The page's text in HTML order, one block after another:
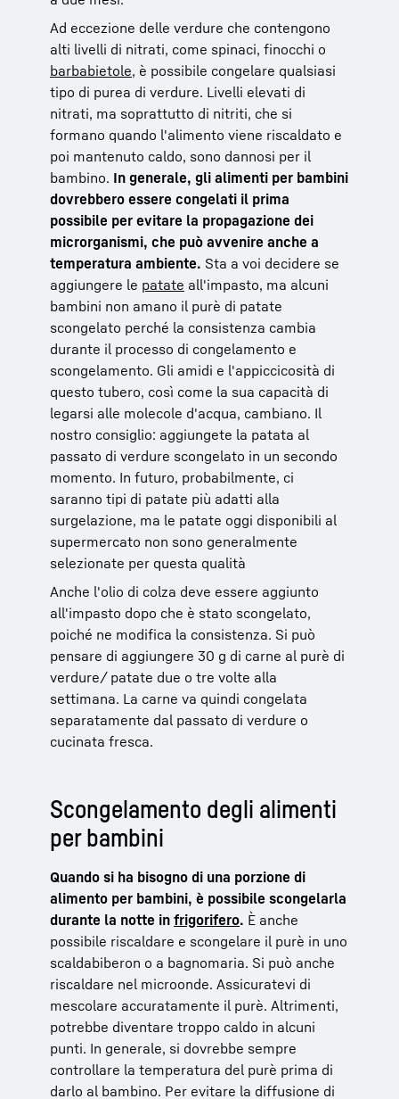
Ad eccezione delle verdure che contengono
alti livelli di nitrati, come spinaci, finocchi o
barbabietole, è possibile congelare qualsiasi
tipo di purea di verdure. Livelli elevati di
nitrati, ma soprattutto di nitriti, che si
formano quando l'alimento viene riscaldato e
poi mantenuto caldo, sono dannosi per il
bambino. In generale, gli alimenti per bambini
dovrebbero essere congelati il prima
possibile per evitare la propagazione dei
microrganismi, che può avvenire anche a
temperatura ambiente. Sta a voi decidere se
aggiungere le patate all'impasto, ma alcuni
bambini non amano il purè di patate
scongelato perché la consistenza cambia
durante il processo di congelamento e
scongelamento. Gli amidi e l'appiccicosità di
questo tubero, così come la sua capacità di
legarsi alle molecole d'acqua, cambiano. Il
nostro consiglio: aggiungete la patata al
passato di verdure scongelato in un secondo
momento. In futuro, probabilmente, ci
saranno tipi di patate più adatti alla
surgelazione, ma le patate oggi disponibili al
supermercato non sono generalmente
selezionate per questa qualità
Anche l'olio di colza deve essere aggiunto
all'impasto dopo che è stato scongelato,
poiché ne modifica la consistenza. Si può
pensare di aggiungere 30 g di carne al purè di
verdure/ patate due o tre volte alla
settimana. La carne va quindi congelata
separatamente dal passato di verdure o
cucinata fresca.
Scongelamento degli alimenti
per bambini
Quando si ha bisogno di una porzione di
alimento per bambini, è possibile scongelarla
durante la notte in frigorifero. È anche
possibile riscaldare e scongelare il purè in uno
scaldabiberon o a bagnomaria. Si può anche
riscaldare nel microonde. Assicuratevi di
mescolare accuratamente il purè. Altrimenti,
potrebbe diventare troppo caldo in alcuni
punti. In generale, si dovrebbe sempre
controllare la temperatura del purè prima di
darlo al bambino. Per evitare la diffusione di